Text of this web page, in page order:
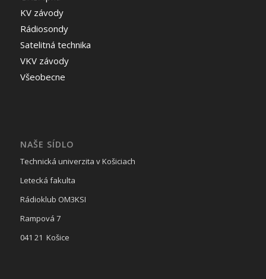
KV závody
Rádiosondy
Satelitná technika
VKV závody
Všeobecne
NAŠE SÍDLO
Technická univerzita v Košiciach
Letecká fakulta
Rádioklub OM3KSI
Rampová 7
041 21 Košice